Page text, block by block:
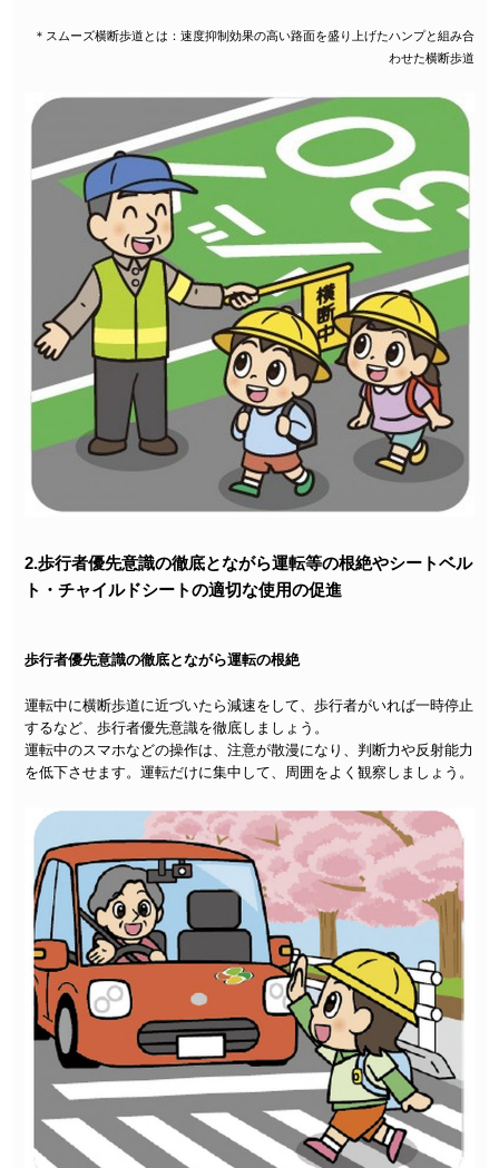
＊スムーズ横断歩道とは：速度抑制効果の高い路面を盛り上げたハンプと組み合
わせた横断歩道
2.歩行者優先意識の徹底とながら運転等の根絶やシートベル
ト・チャイルドシートの適切な使用の促進
歩行者優先意識の徹底とながら運転の根絶
運転中に横断歩道に近づいたら減速をして、歩行者がいれば一時停止
するなど、歩行者優先意識を徹底しましょう。
運転中のスマホなどの操作は、注意が散漫になり、判断力や反射能力
を低下させます。運転だけに集中して、周囲をよく観察しましょう。